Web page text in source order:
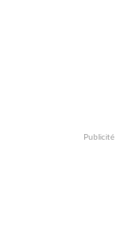
Publicité